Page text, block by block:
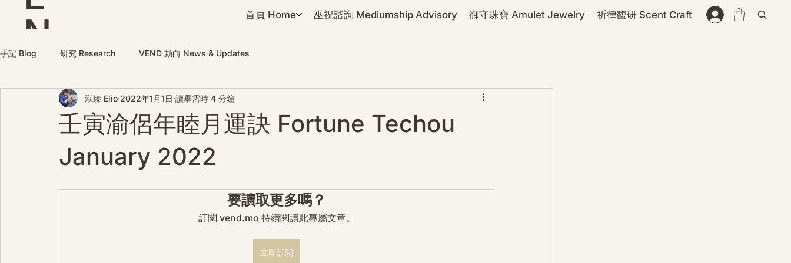
N
D
首頁 Home 巫祝諮詢 Mediumship Advisory 御守珠寶 Amulet Jewelry 祈律馥研 Scent Craft
手記 Blog 研究 Research VEND 動向 News & Updates
壬寅渝侶年睦月運訣 Fortune Techou
January 2022
泓臻 Elio 2022年1月1日 讀畢需時 4 分鐘
要讀取更多嗎？
訂閱 vend.mo 持續閱讀此專屬文章。
立即訂閱